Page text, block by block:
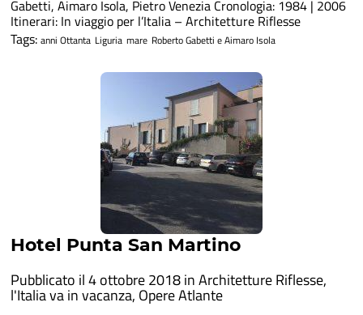
Gabetti, Aimaro Isola, Pietro Venezia Cronologia: 1984 | 2006
Itinerari: In viaggio per l’Italia – Architetture Riflesse
Tags: anni Ottanta Liguria mare Roberto Gabetti e Aimaro Isola
Hotel Punta San Martino
Pubblicato il 4 ottobre 2018 inArchitetture Riflesse,
l'Italia va in vacanza, Opere Atlante